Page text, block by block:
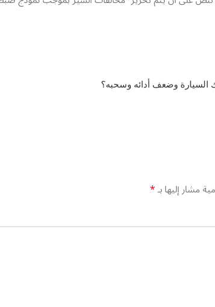
السيارة وضعف أدائه وسحبه؟
مشار إليها بـ*